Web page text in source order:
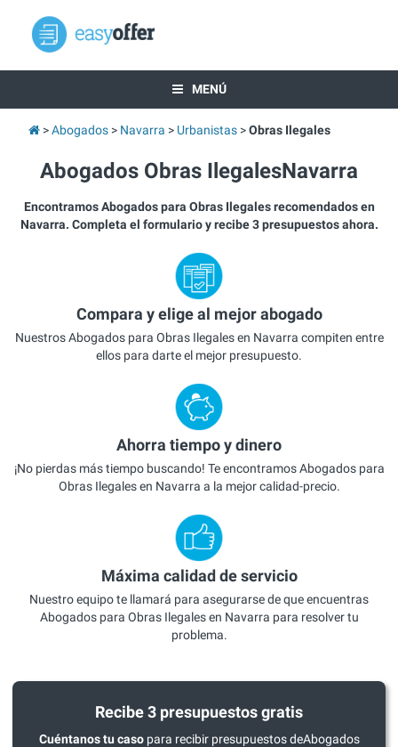
MENÚ
Abogados Navarra Urbanistas Obras Ilegales
Abogados Obras IlegalesNavarra
Encontramos Abogados para Obras Ilegales recomendados en
Navarra. Completa el formulario y recibe 3 presupuestos ahora.
Compara y elige al mejor abogado
Nuestros Abogados para Obras Ilegales en Navarra compiten entre
ellos para darte el mejor presupuesto.
Ahorra tiempo y dinero
¡No pierdas más tiempo buscando! Te encontramos Abogados para
Obras Ilegales en Navarra a la mejor calidad-precio.
Máxima calidad de servicio
Nuestro equipo te llamará para asegurarse de que encuentras
Abogados para Obras Ilegales en Navarra para resolver tu
problema.
Recibe 3 presupuestos gratis
Cuéntanos tu casopara recibir presupuestos deAbogados